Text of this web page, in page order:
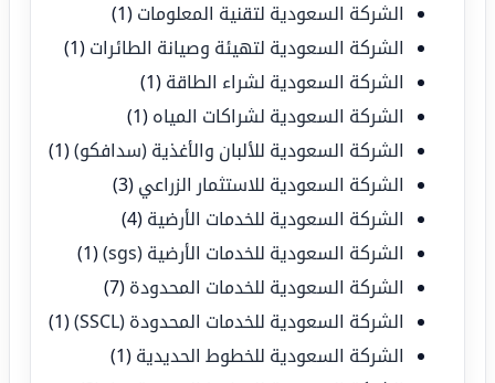
الشركة السعودية لتقنية المعلومات (1)
الشركة السعودية لتهيئة وصيانة الطائرات (1)
الشركة السعودية لشراء الطاقة (1)
الشركة السعودية لشراكات المياه (1)
الشركة السعودية للألبان والأغذية (سدافكو)(1)
الشركة السعودية للاستثمار الزراعي (3)
الشركة السعودية للخدمات الأرضية (4)
الشركة السعودية للخدمات الأرضية (sgs)
(1)
الشركة السعودية للخدمات المحدودة (7)
الشركة السعودية للخدمات المحدودة (SSCL)
(1)
الشركة السعودية للخطوط الحديدية (1)